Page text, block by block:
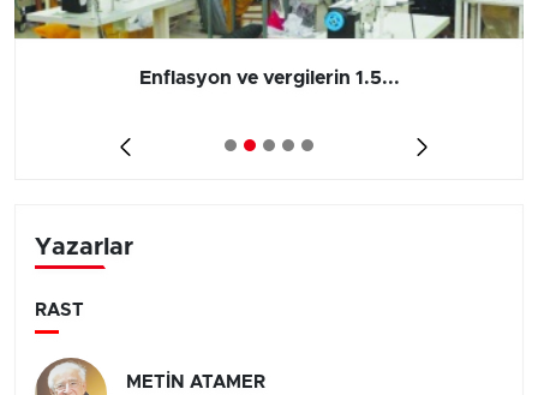
Enflasyon ve vergilerin 1.5...
Yazarlar
RAST
METİN ATAMER